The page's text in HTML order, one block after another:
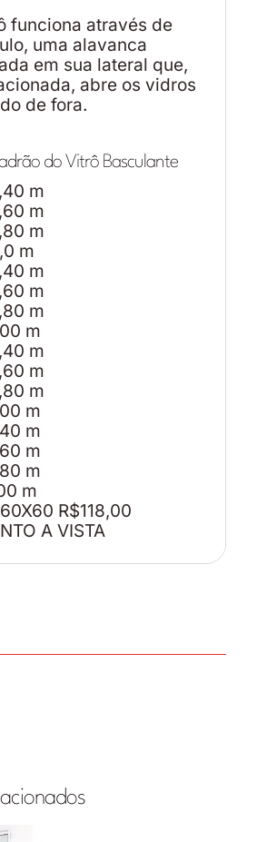
funciona através de
uma alavanca
em sua lateral que,
abre os vidros
de fora.
do Vitrô Basculante
m
m
m
m
m
m
m
m
m
m
m
m
m
m
m
m
R$118,00
A VISTA